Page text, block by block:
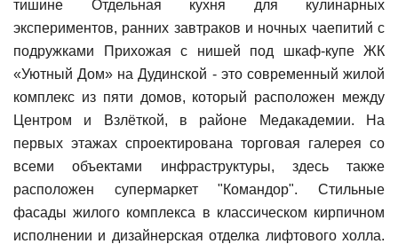
тишине Отдельная кухня для кулинарных
экспериментов, ранних завтраков и ночных чаепитий с
подружками Прихожая с нишей под шкаф-купе ЖК
«Уютный Дом» на Дудинской - это современный жилой
комплекс из пяти домов, который расположен между
Центром и Взлёткой, в районе Медакадемии. На
первых этажах спроектирована торговая галерея со
всеми объектами инфраструктуры, здесь также
расположен супермаркет "Командор". Стильные
фасады жилого комплекса в классическом кирпичном
исполнении и дизайнерская отделка лифтового холла.